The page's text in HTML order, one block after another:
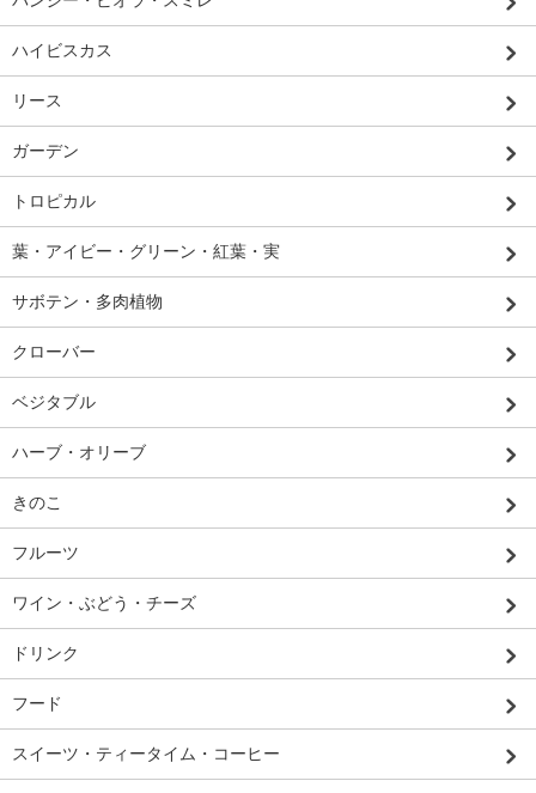
ハイビスカス
リース
ガーデン
トロピカル
葉・アイビー・グリーン・紅葉・実
サボテン・多肉植物
クローバー
ベジタブル
ハーブ・オリーブ
きのこ
フルーツ
ワイン・ぶどう・チーズ
ドリンク
フード
スイーツ・ティータイム・コーヒー